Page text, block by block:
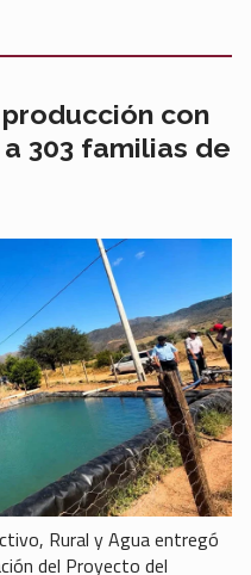
con
303 familias de
Rural y Agua entregó
del Proyecto del